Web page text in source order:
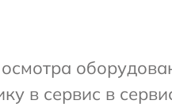
в сервис в